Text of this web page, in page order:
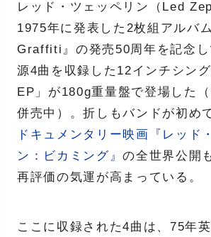
レッド・ツェッペリン（Led
1975年に発表した2枚組アルバ
Graffiti』の発売50周年を記念
源4曲を収録した12インチシン
EP」が180g重量盤で登場した
併売中）。折しもバンドが初め
ドキュメンタリー映画『レッド
ン：ビカミング』の全世界公開
再評価の気運が高まっている。
ここに収録された4曲は、75年